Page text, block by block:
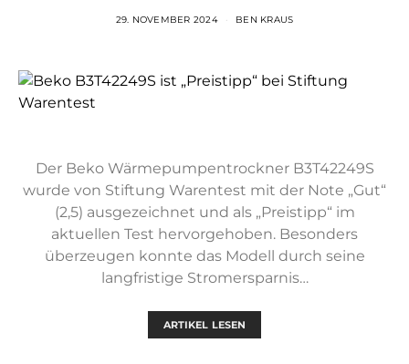
29. NOVEMBER 2024 BEN KRAUS
Der Beko Wärmepumpentrockner B3T42249S
wurde von Stiftung Warentest mit der Note „Gut“
(2,5) ausgezeichnet und als „Preistipp“ im
aktuellen Test hervorgehoben. Besonders
überzeugen konnte das Modell durch seine
langfristige Stromersparnis…
ARTIKEL LESEN